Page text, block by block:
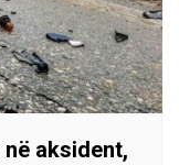
aksident,